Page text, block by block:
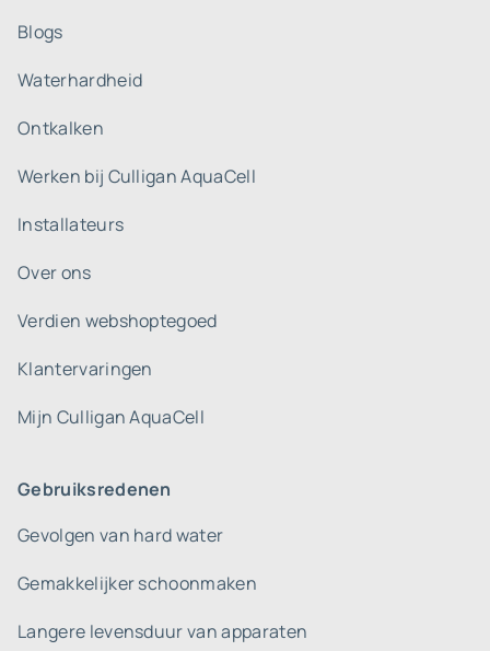
Blogs
Waterhardheid
Ontkalken
Werken bij Culligan AquaCell
Installateurs
Over ons
Verdien webshoptegoed
Klantervaringen
Mijn Culligan AquaCell
Gebruiksredenen
Gevolgen van hard water
Gemakkelijker schoonmaken
Langere levensduur van apparaten